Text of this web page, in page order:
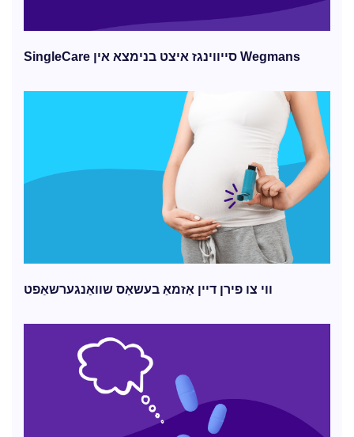
SingleCare סייווינגז איצט בנימצא אין Wegmans
ווי צו פירן דיין אַזמאַ בעשאַס שוואַנגערשאַפט